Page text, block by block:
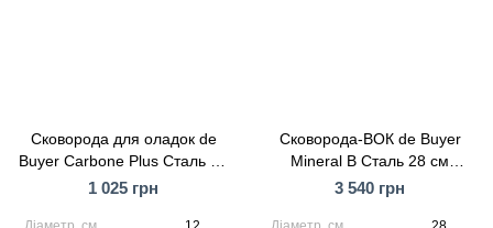
Сковорода для оладок de
Buyer Carbone Plus Сталь 12
см (5140.12)
1 025 грн
Сковорода-ВОК de Buyer
Mineral B Сталь 28 см
(5618.28)
3 540 грн